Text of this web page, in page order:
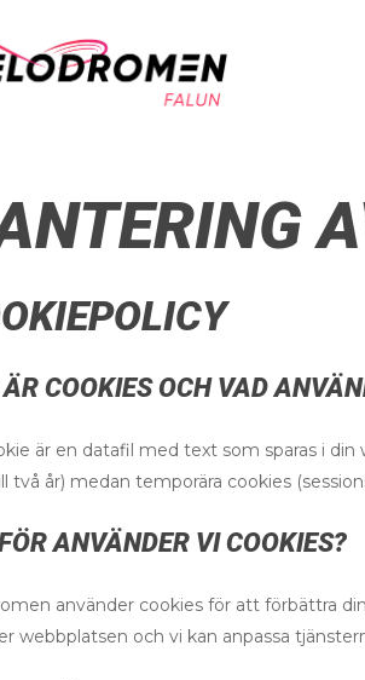
COOKIES OCH VAD
är en datafil med text som sparas i
två år) medan temporära cookies
ANVÄNDER VI COOKIES?
använder cookies för att förbättra
webbplatsen och vi kan anpassa